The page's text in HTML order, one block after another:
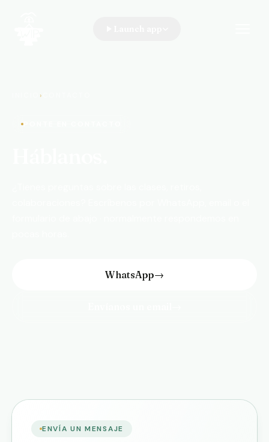
›
WhatsApp→
ENVÍA UN MENSAJE